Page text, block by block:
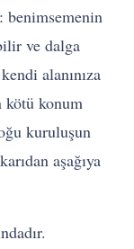
benimsemenin
ve dalga
alanınıza
kötü konum
kuruluşun
aşağıya